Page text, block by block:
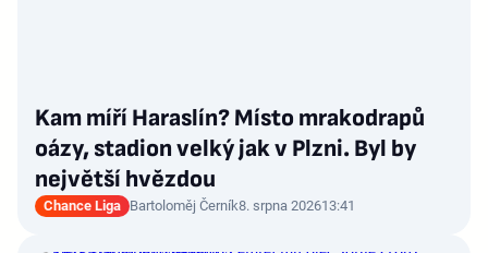
Kam míří Haraslín? Místo mrakodrapů
oázy, stadion velký jak v Plzni. Byl by
největší hvězdou
Chance Liga Bartoloměj Černík8. srpna 202613:41